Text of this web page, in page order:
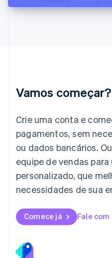
Vamos começar?
Crie uma conta e
pagamentos, sem
ou dados bancários.
equipe de vendas
personalizado, que
necessidades de sua
Comece já Fale
English
日本語English
Liechtenstein
DeutschEnglish
Lituânia
English
Luxemburgo
FrançaisDeutsch English
English简体中文
English
México
Noruega
English